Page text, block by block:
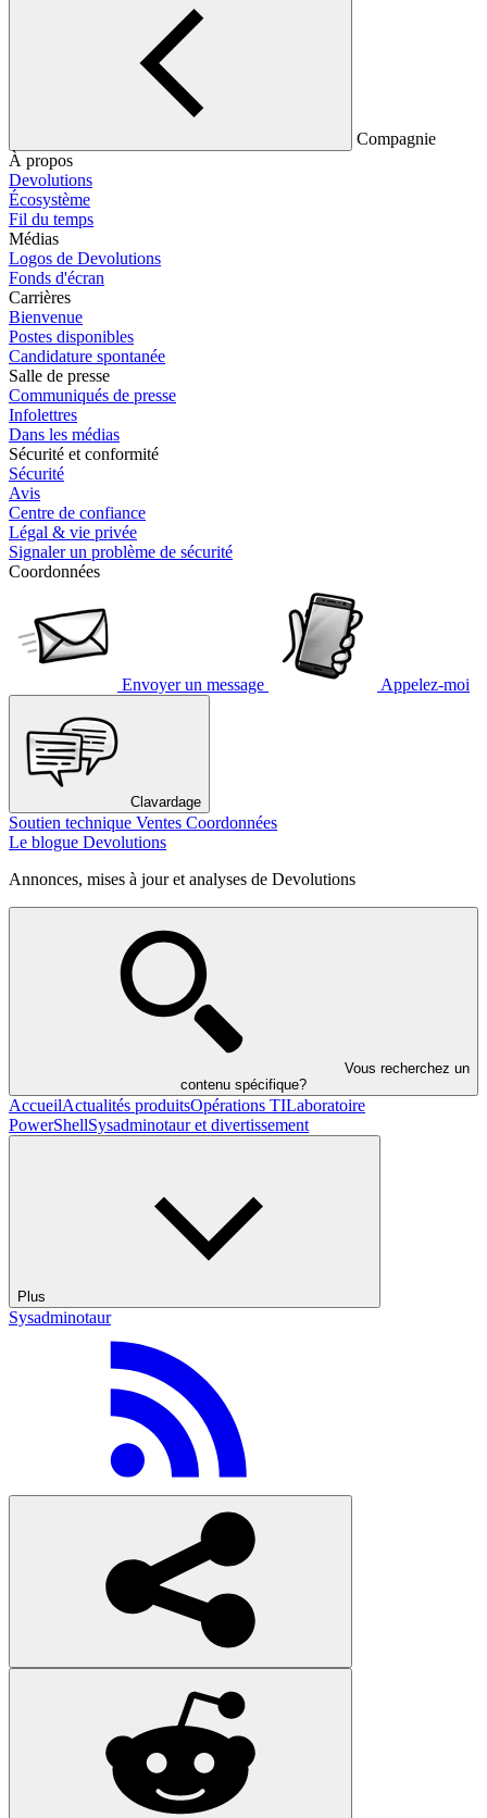
Compagnie
À propos
Devolutions
Écosystème
Fil du temps
Médias
Logos de Devolutions
Fonds d'écran
Carrières
Bienvenue
Postes disponibles
Candidature spontanée
Salle de presse
Communiqués de presse
Infolettres
Dans les médias
Sécurité et conformité
Sécurité
Avis
Centre de confiance
Légal & vie privée
Signaler un problème de sécurité
Coordonnées
Envoyer un message Appelez-moi
Clavardage
Soutien technique Ventes Coordonnées
Le blogue Devolutions
Annonces, mises à jour et analyses de Devolutions
Vous recherchez un
contenu spécifique?
AccueilActualités produitsOpérations TILaboratoire
PowerShellSysadminotaur et divertissement
Plus
Sysadminotaur